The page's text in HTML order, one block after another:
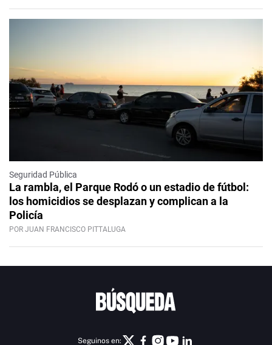
Seguridad Pública
La rambla, el Parque Rodó o un estadio de fútbol:
los homicidios se desplazan y complican a la
Policía
POR JUAN FRANCISCO PITTALUGA
Seguinos en: